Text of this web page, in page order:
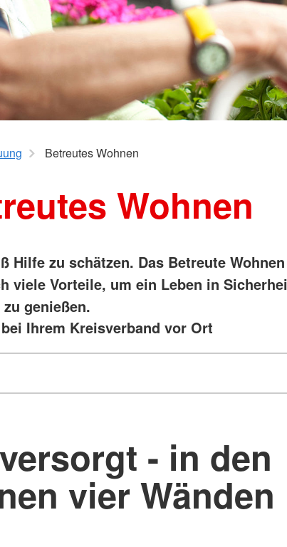
Erkrankungen
Allgemeine
Unterstützungsangebote
psychisch
Geflüchtete
Weitere Projekte
Suchdienst
Suchdienst
Betreutes Wohnen
Wohnen
Hilfe zu schätzen. Das Betreute Wohnen
viele Vorteile, um ein Leben in
genießen.
Ihrem Kreisverband vor Ort
- in den
vier Wänden